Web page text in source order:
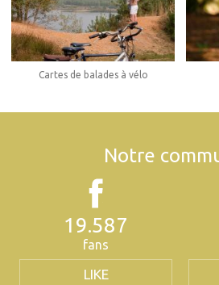
Cartes de balades à vélo
Notre
19.587
fans
LIKE